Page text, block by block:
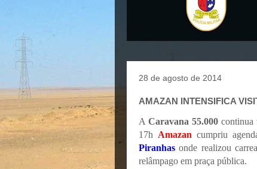
28 de agosto de 2014
AMAZAN INTENSIFICA
ACaravana 55.000 continua
17h Amazancumpriu
Piranhas onde realizou
relâmpago em praça pública.